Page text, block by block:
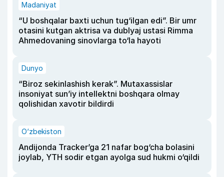
Madaniyat
“U boshqalar baxti uchun tug‘ilgan edi”. Bir umr
otasini kutgan aktrisa va dublyaj ustasi Rimma
Ahmedovaning sinovlarga to‘la hayoti
Dunyo
“Biroz sekinlashish kerak”. Mutaxassislar
insoniyat sun’iy intellektni boshqara olmay
qolishidan xavotir bildirdi
O‘zbekiston
Andijonda Tracker’ga 21 nafar bog‘cha bolasini
joylab, YTH sodir etgan ayolga sud hukmi o‘qildi